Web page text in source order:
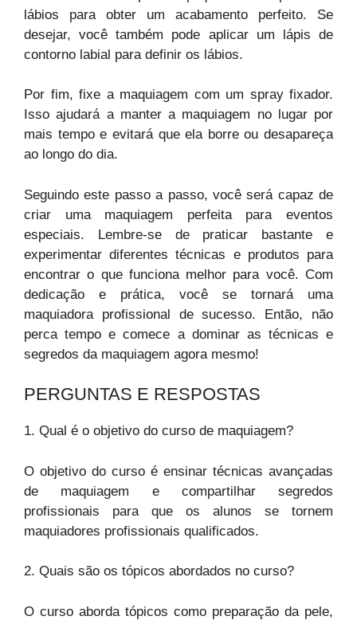
lábios para obter um acabamento perfeito. Se
desejar, você também pode aplicar um lápis de
contorno labial para definir os lábios.
Por fim, fixe a maquiagem com um spray fixador.
Isso ajudará a manter a maquiagem no lugar por
mais tempo e evitará que ela borre ou desapareça
ao longo do dia.
Seguindo este passo a passo, você será capaz de
criar uma maquiagem perfeita para eventos
especiais. Lembre-se de praticar bastante e
experimentar diferentes técnicas e produtos para
encontrar o que funciona melhor para você. Com
dedicação e prática, você se tornará uma
maquiadora profissional de sucesso. Então, não
perca tempo e comece a dominar as técnicas e
segredos da maquiagem agora mesmo!
PERGUNTAS E RESPOSTAS
1. Qual é o objetivo do curso de maquiagem?
O objetivo do curso é ensinar técnicas avançadas
de maquiagem e compartilhar segredos
profissionais para que os alunos se tornem
maquiadores profissionais qualificados.
2. Quais são os tópicos abordados no curso?
O curso aborda tópicos como preparação da pele,